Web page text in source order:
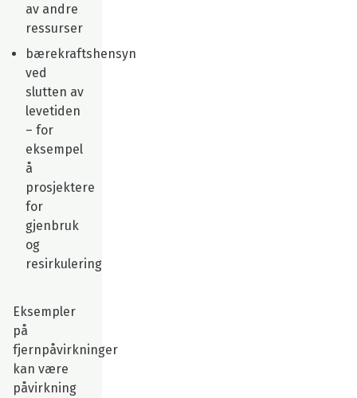
av andre
ressurser
bærekraftshensyn
ved
slutten av
levetiden
– for
eksempel
å
prosjektere
for
gjenbruk
og
resirkulering
Eksempler
på
fjernpåvirkninger
kan være
påvirkning